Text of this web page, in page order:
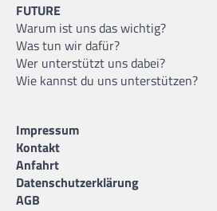
FUTURE
Warum ist uns das wichtig?
Was tun wir dafür?
Wer unterstützt uns dabei?
Wie kannst du uns unterstützen?
Impressum
Kontakt
Anfahrt
Datenschutzerklärung
AGB